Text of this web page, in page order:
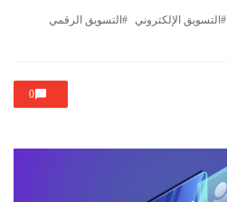
التسويق الإلكتروني
التسويق الرقمي
0